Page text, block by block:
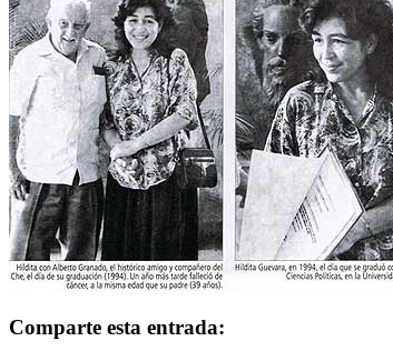
Comparte esta entrada: